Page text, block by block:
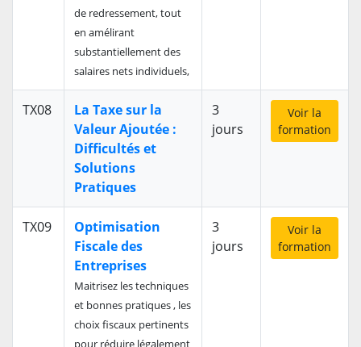
de redressement, tout
en amélirant
substantiellement des
salaires nets individuels,
TX08
La Taxe sur la
Valeur Ajoutée :
Difficultés et
Solutions
Pratiques
3
jours
Voir la
formation
TX09
Optimisation
Fiscale des
Entreprises
Maitrisez les techniques
et bonnes pratiques , les
choix fiscaux pertinents
pour réduire légalement
3
jours
Voir la
formation